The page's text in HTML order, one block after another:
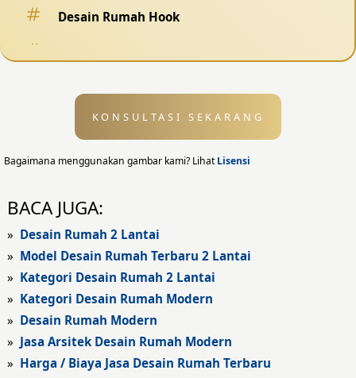
Desain Rumah Hook
Desain Eksterior
Desain Eksterior Rumah
Desain Rumah Modern
Fasad Rumah Modern
Fasad Kantor
Fasad Hotel
KONSULTASI SEKARANG
Bagaimana menggunakan gambar kami? LihatLisensi
BACA JUGA:
» Desain Rumah 2 Lantai
» Model Desain Rumah Terbaru 2 Lantai
» Kategori Desain Rumah 2 Lantai
» Kategori Desain Rumah Modern
» Desain Rumah Modern
» Jasa Arsitek Desain Rumah Modern
» Harga / Biaya Jasa Desain Rumah Terbaru